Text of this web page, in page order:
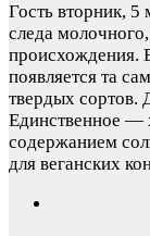
Гость вторник, 5
следа
происхождения.
появляется та
твердых сортов.
Единственное —
содержанием
для веганских